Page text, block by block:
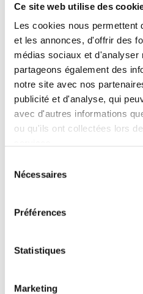
Ce site web utilise des
Les cookies nous permettent
et les annonces, d'offrir des
médias sociaux et d'analyser
partageons également des
notre site avec nos
publicité et d'analyse, qui
avec d'autres informations
ou qu'ils ont collectées lors
Nécessaires
Préférences
Statistiques
Marketing
Ouvrez le menu déroulant sur la
produit qui vous intéresse.
n’y a pas de vidéo.
Intégration de vidéo
Sous chaque vidéo se trouve un
pour intégrer la vidéo dans votre
Abonnez-vous
Pour être notifié dès qu’une
vous invitons à vous abonner à